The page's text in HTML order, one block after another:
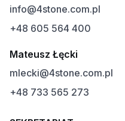
info@4stone.com.pl
+48 605 564 400
Mateusz Łęcki
mlecki@4stone.com.pl
+48 733 565 273